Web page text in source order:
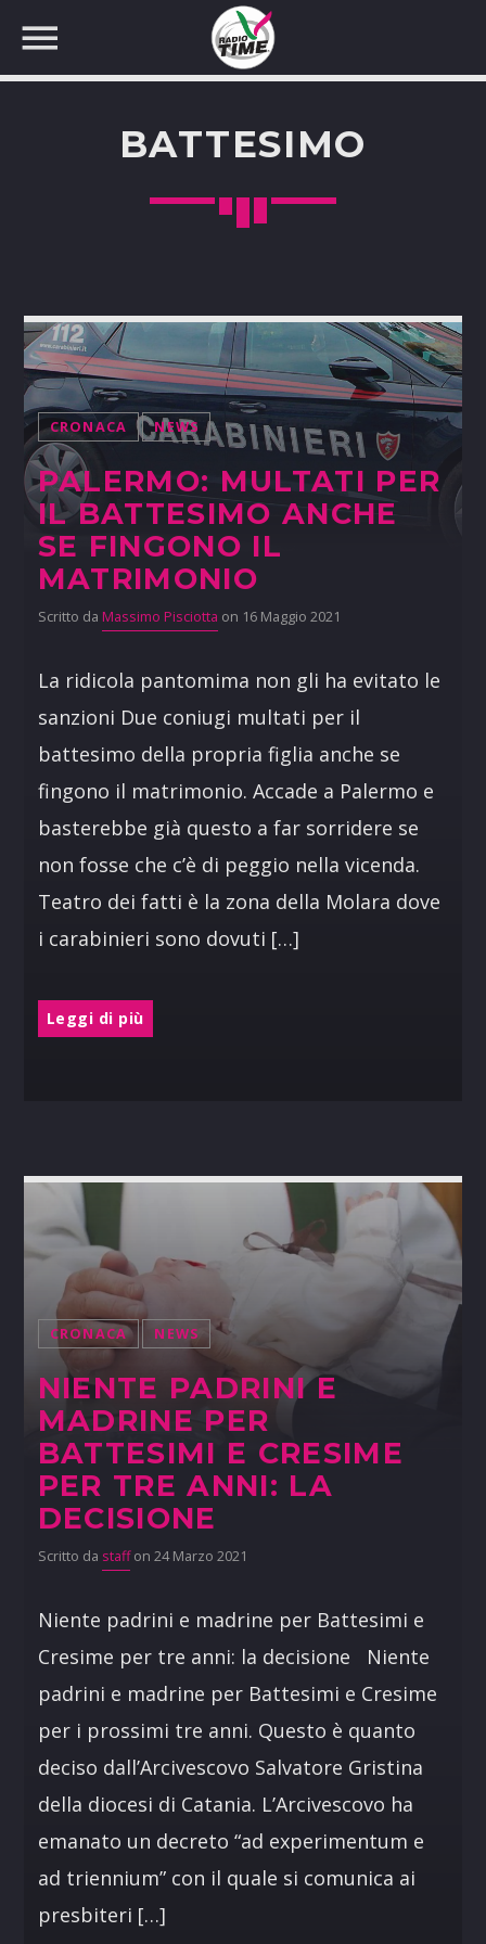
BATTESIMO
CRONACA NEWS
PALERMO: MULTATI PER
IL BATTESIMO ANCHE
SE FINGONO IL
MATRIMONIO
Scritto da Massimo Pisciotta on 16 Maggio 2021
La ridicola pantomima non gli ha evitato le
sanzioni Due coniugi multati per il
battesimo della propria figlia anche se
fingono il matrimonio. Accade a Palermo e
basterebbe già questo a far sorridere se
non fosse che c’è di peggio nella vicenda.
Teatro dei fatti è la zona della Molara dove
i carabinieri sono dovuti […]
Leggi di più
CRONACA NEWS
NIENTE PADRINI E
MADRINE PER
BATTESIMI E CRESIME
PER TRE ANNI: LA
DECISIONE
Scritto da staffon 24 Marzo 2021
Niente padrini e madrine per Battesimi e
Cresime per tre anni: la decisione Niente
padrini e madrine per Battesimi e Cresime
per i prossimi tre anni. Questo è quanto
deciso dall’Arcivescovo Salvatore Gristina
della diocesi di Catania. L’Arcivescovo ha
emanato un decreto “ad experimentum e
ad triennium” con il quale si comunica ai
presbiteri […]